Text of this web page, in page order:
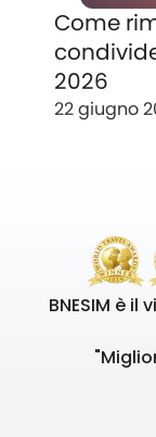
Come
2026
22 giugno
BNESIM è